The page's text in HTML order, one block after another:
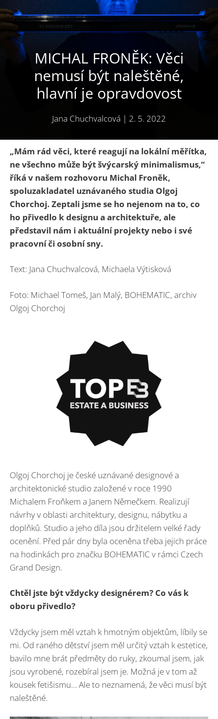
MICHAL FRONĚK: Věci
nemusí být naleštěné,
hlavní je opravdovost
Jana Chuchvalcová | 2. 5. 2022
„Mám rád věci, které reagují na lokální měřítka,
ne všechno může být švýcarský minimalismus,“
říká v našem rozhovoru Michal Froněk,
spoluzakladatel uznávaného studia Olgoj
Chorchoj. Zeptali jsme se ho nejenom na to, co
ho přivedlo k designu a architektuře, ale
představil nám i aktuální projekty nebo i své
pracovní či osobní sny.
Text: Jana Chuchvalcová, Michaela Výtisková
Foto: Michael Tomeš, Jan Malý, BOHEMATIC, archiv
Olgoj Chorchoj
Olgoj Chorchoj je české uznávané designové a
architektonické studio založené v roce 1990
Michalem Froňkem a Janem Němečkem. Realizují
návrhy v oblasti architektury, designu, nábytku a
doplňků. Studio a jeho díla jsou držitelem velké řady
ocenění. Před pár dny byla oceněna třeba jejich práce
na hodinkách pro značku BOHEMATIC v rámci Czech
Grand Design.
Chtěl jste být vždycky designérem? Co vás k
oboru přivedlo?
Vždycky jsem měl vztah k hmotným objektům, líbily se
mi. Od raného dětství jsem měl určitý vztah k estetice,
bavilo mne brát předměty do ruky, zkoumal jsem, jak
jsou vyrobené, rozebíral jsem je. Možná je v tom až
kousek fetišismu… Ale to neznamená, že věci musí být
naleštěné.